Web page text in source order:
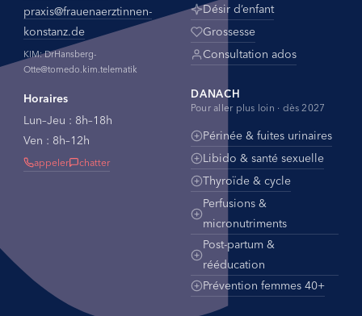
praxis@frauenaerztinnen-
konstanz.de
KIM: DrHansberg-
Otte@tomedo.kim.telematik
Horaires
Lun–Jeu : 8h–18h
Ven : 8h–12h
appeler chatter
Désir d’enfant
Grossesse
Consultation ados
DANACH
Pour aller plus loin · dès 2027
Périnée & fuites urinaires
Libido & santé sexuelle
Thyroïde & cycle
Perfusions &
micronutriments
Post-partum &
rééducation
Prévention femmes 40+